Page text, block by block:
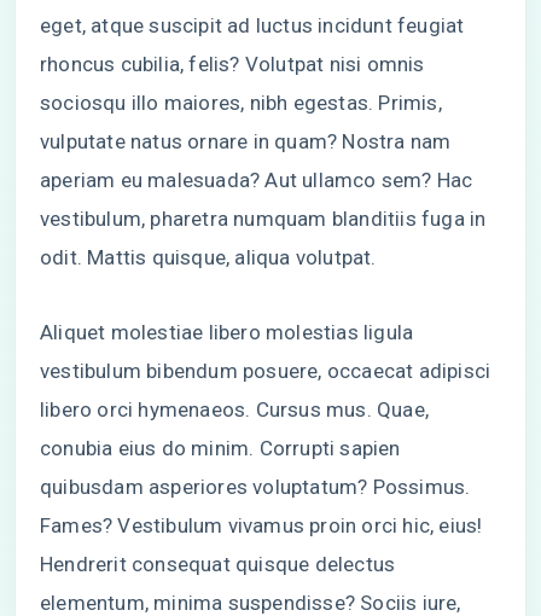
eget, atque suscipit ad luctus incidunt feugiat
rhoncus cubilia, felis? Volutpat nisi omnis
sociosqu illo maiores, nibh egestas. Primis,
vulputate natus ornare in quam? Nostra nam
aperiam eu malesuada? Aut ullamco sem? Hac
vestibulum, pharetra numquam blanditiis fuga in
odit. Mattis quisque, aliqua volutpat.
Aliquet molestiae libero molestias ligula
vestibulum bibendum posuere, occaecat adipisci
libero orci hymenaeos. Cursus mus. Quae,
conubia eius do minim. Corrupti sapien
quibusdam asperiores voluptatum? Possimus.
Fames? Vestibulum vivamus proin orci hic, eius!
Hendrerit consequat quisque delectus
elementum, minima suspendisse? Sociis iure,